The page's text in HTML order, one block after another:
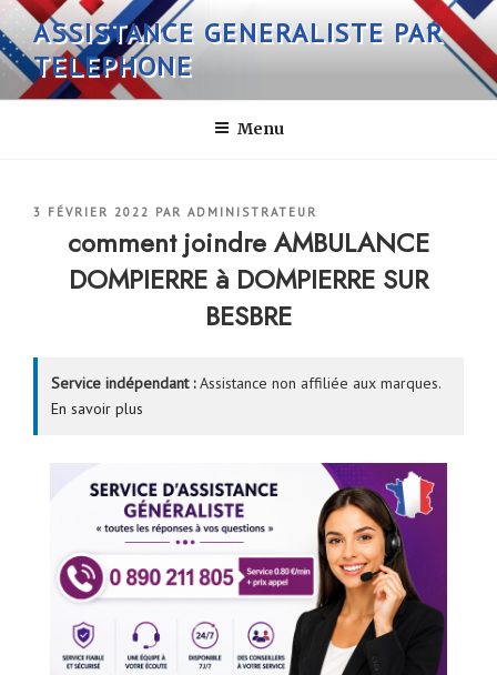
Aller
au
contenu
principal
ASSISTANCE GENERALISTE PAR
TELEPHONE
Menu
PUBLIÉ
3 FÉVRIER 2022 PAR ADMINISTRATEUR
comment joindre AMBULANCE
DOMPIERRE à DOMPIERRE SUR
BESBRE
Service indépendant :Assistance non affiliée aux marques.
En savoir plus